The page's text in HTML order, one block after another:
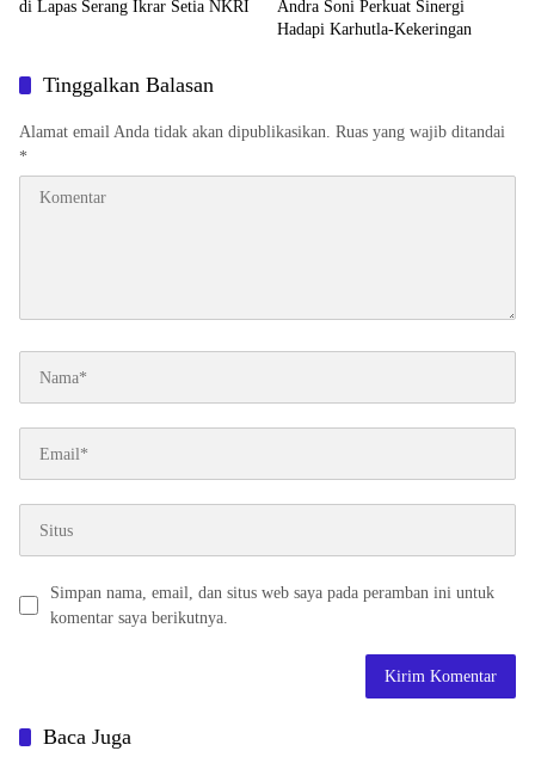
di Lapas Serang Ikrar Setia NKRI
Andra Soni Perkuat Sinergi
Hadapi Karhutla-Kekeringan
Tinggalkan Balasan
Alamat email Anda tidak akan dipublikasikan. Ruas yang wajib ditandai
*
Simpan nama, email, dan situs web saya pada peramban ini untuk
komentar saya berikutnya.
Baca Juga